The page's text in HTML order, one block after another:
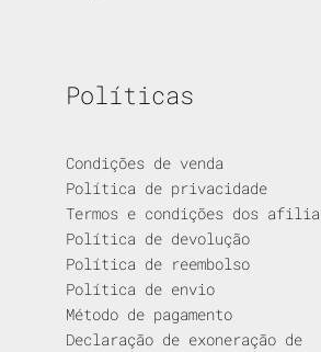
Políticas
Condições de venda
Política de privacidade
Termos e condições dos
Política de devolução
Política de reembolso
Política de envio
Método de pagamento
Declaração de exoneração de